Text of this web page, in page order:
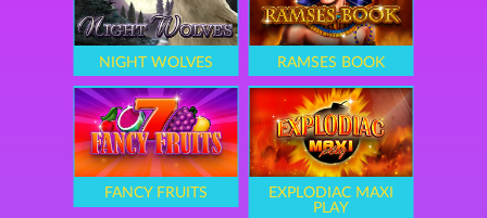
NIGHT WOLVES RAMSES BOOK
FANCY FRUITS
EXPLODIAC MAXI
PLAY